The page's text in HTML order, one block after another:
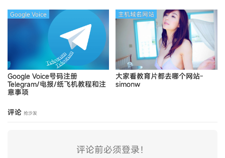
Google Voice号码注册
Telegram/电报/纸飞机教程和注
意事项
Google Voice
大家看教育片都去哪个网站-
simonw
主机域名网站
评论 抢沙发
评论前必须登录！